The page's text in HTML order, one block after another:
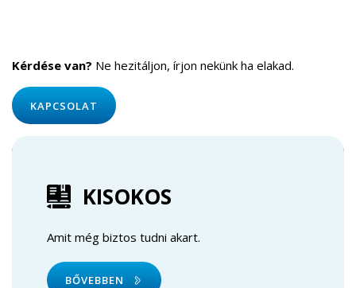
KISOKOS
Amit még biztos tudni akart.
BŐVEBBEN
Kérdése van? Ne hezitáljon, írjon nekünk ha elakad.
KAPCSOLAT